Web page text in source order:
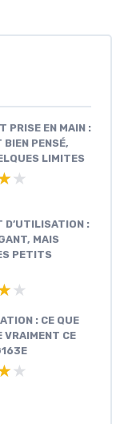
PRISE EN MAIN :
BIEN PENSÉ,
LIMITES
D’UTILISATION :
MAIS
PETITS
: CE QUE
VRAIMENT CE